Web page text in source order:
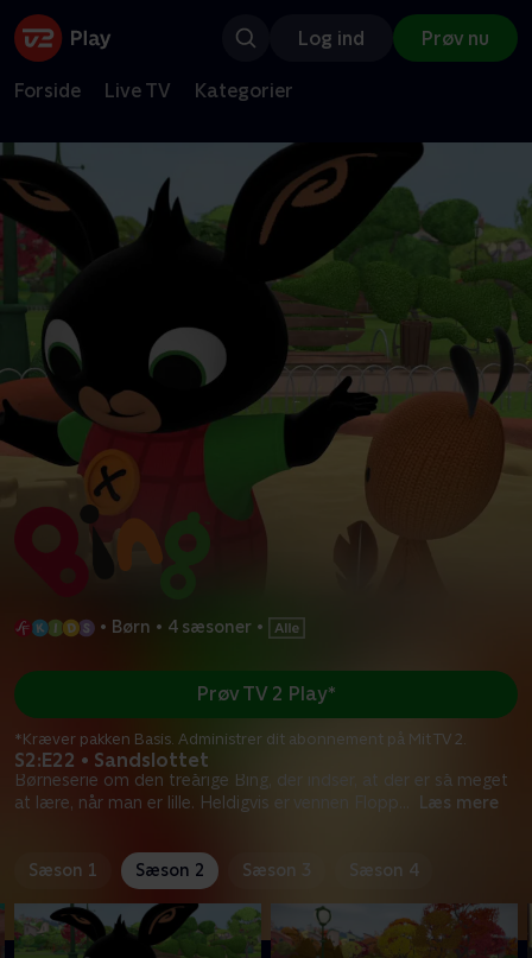
Log ind Prøv nu
Forside Live TV Kategorier
• Børn • 4 sæsoner •
S2:E22 • Sandslottet
Børneserie om den treårige Bing, der indser, at der er så meget
at lære, når man er lille. Heldigvis er vennen Flopp
Læs mere
Prøv TV 2 Play*
*Kræver pakken Basis. Administrer dit abonnement på Mit TV 2.
Sæson 1 Sæson 2 Sæson 3 Sæson 4